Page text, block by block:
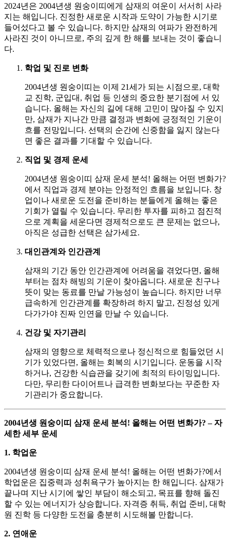
2024년은 2004년생 원숭이띠에게 삼재의 여운이 서서히 사라
지는 해입니다. 진정한 새로운 시작과 도약이 가능한 시기로
들어섰다고 볼 수 있습니다. 하지만 삼재의 여파가 완전하게
사라진 것이 아니므로, 주의 깊게 한 해를 보내는 것이 좋습니
다.
학업 및 진로 변화
2004년생 원숭이띠는 이제 21세가 되는 시점으로, 대학
교 진학, 군입대, 취업 등 인생의 중요한 분기점에 서 있
습니다. 올해는 자신의 길에 대해 고민이 많아질 수 있지
만, 삼재가 지나간 만큼 결정과 변화에 긍정적인 기운이
흐를 전망입니다. 선택의 순간에 신중함을 잃지 않는다
면 좋은 결과를 기대할 수 있습니다.
직업 및 경제 운세
2004년생 원숭이띠 삼재 운세 분석! 올해는 어떤 변화가?
에서 직업과 경제 분야는 안정적인 흐름을 보입니다. 창
업이나 새로운 도전을 준비하는 분들에게 올해는 좋은
기회가 열릴 수 있습니다. 무리한 투자를 피하고 점진적
으로 계획을 세운다면 경제적으로도 큰 문제는 없으나,
아직은 성급한 선택은 삼가세요.
대인관계와 인간관계
삼재의 기간 동안 인간관계에 어려움을 겪었다면, 올해
부터는 점차 해빙의 기운이 찾아옵니다. 새로운 친구나
뜻이 맞는 동료를 만날 가능성이 높습니다. 하지만 너무
급속하게 인간관계를 확장하려 하지 말고, 진정성 있게
다가가야 진짜 인연을 만날 수 있습니다.
건강 및 자기관리
삼재의 영향으로 체력적으로나 정신적으로 힘들었던 시
기가 있었다면, 올해는 회복의 시기입니다. 운동을 시작
하거나, 건강한 식습관을 갖기에 최적의 타이밍입니다.
다만, 무리한 다이어트나 급격한 변화보다는 꾸준한 자
기관리가 중요합니다.
2004년생 원숭이띠 삼재 운세 분석! 올해는 어떤 변화가? – 자
세한 세부 운세
1. 학업운
2004년생 원숭이띠 삼재 운세 분석! 올해는 어떤 변화가?에서
학업운은 집중력과 성취욕구가 높아지는 한 해입니다. 삼재가
끝나며 지난 시기에 쌓인 부담이 해소되고, 목표를 향해 돌진
할 수 있는 에너지가 상승합니다. 자격증 취득, 취업 준비, 대학
원 진학 등 다양한 도전을 충분히 시도해볼 만합니다.
2. 연애운